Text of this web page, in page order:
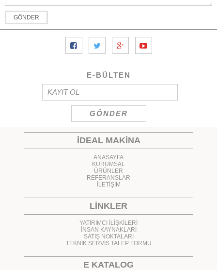
E-BÜLTEN
İDEAL MAKİNA
ANASAYFA
KURUMSAL
ÜRÜNLER
REFERANSLAR
İLETİŞİM
LİNKLER
YATIRIMCI İLİŞKİLERİ
İNSAN KAYNAKLARI
SATIŞ NOKTALARI
TEKNİK SERVİS TALEP FORMU
E KATALOG